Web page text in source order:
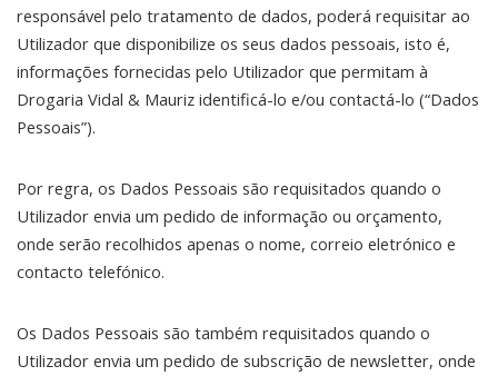
responsável pelo tratamento de dados, poderá requisitar ao
Utilizador que disponibilize os seus dados pessoais, isto é,
informações fornecidas pelo Utilizador que permitam à
Drogaria Vidal & Mauriz identificá-lo e/ou contactá-lo (“Dados
Pessoais”).
Por regra, os Dados Pessoais são requisitados quando o
Utilizador envia um pedido de informação ou orçamento,
onde serão recolhidos apenas o nome, correio eletrónico e
contacto telefónico.
Os Dados Pessoais são também requisitados quando o
Utilizador envia um pedido de subscrição de newsletter, onde